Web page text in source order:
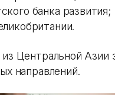
банка развития;
Центральной Азии
направлений.